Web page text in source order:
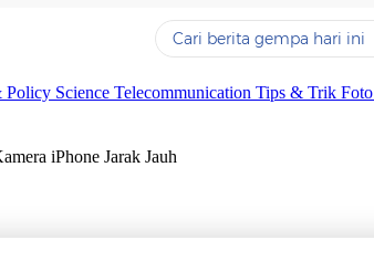
Yang sedang ramai dicari
#2
Policy Science Telecommunication Tips & Trik Foto
iPhone Jarak Jauh